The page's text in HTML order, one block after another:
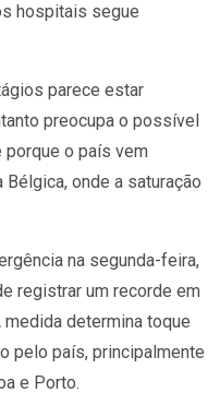
hospitais segue
parece estar
preocupa o possível
o país vem
onde a saturação
na segunda-feira,
registrar um recorde em
determina toque
pelo país, principalmente
e Porto.